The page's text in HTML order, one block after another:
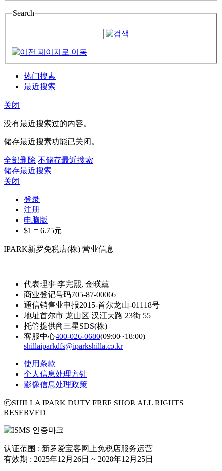
Search
热门搜素
最近搜索
关闭
没有最近搜索过的内容。
储存最近搜素功能已关闭。
全部删除 不储存最近搜索
储存最近搜索
关闭
登录
注册
电脑版
$1 = 6.75元
IPARK新罗免税店(株) 营业信息
代表理事 李完熙, 金暎薰
商业登记号码705-87-00066
通信销售业申报2015-首尔龙山-01118号
地址首尔市 龙山区 汉江大路 23街 55
托管提供商三星SDS(株)
客服中心400-026-0680(09:00~18:00)
shillaiparkdfs@iparkshilla.co.kr
使用条款
个人信息处理方针
影像信息处理政策
ⓒSHILLA IPARK DUTY FREE SHOP. ALL RIGHTS
RESERVED
认证范围 : 新罗爱宝客网上免税店服务运营
有效期 : 2025年12月26日 ~ 2028年12月25日